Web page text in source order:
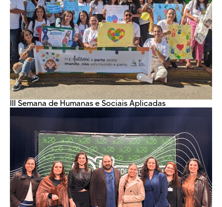
III Semana de Humanas e Sociais Aplicadas